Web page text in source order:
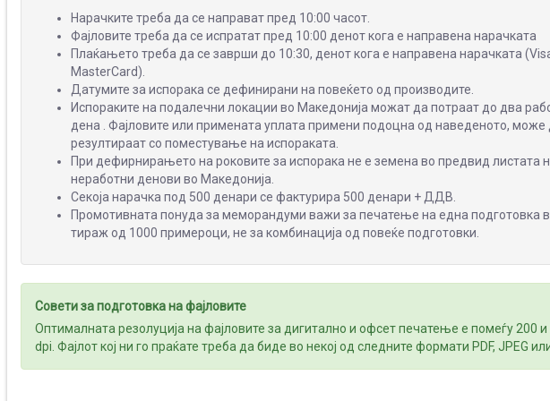
Нарачките треба да се направат пред 10:00 часот.
Фајловите треба да се испратат пред 10:00 денот кога е направена нарачката
Плаќањето треба да се заврши до 10:30, денот кога е направена нарачката
MasterCard).
Датумите за испорака се дефинирани на повеќето од производите.
Испораките на подалечни локации во Македонија можат да потраат до два
дена . Фајловите или примената уплата примени подоцна од наведеното, може
резултираат со поместување на испораката.
При дефирнирањето на роковите за испорака не е земена во предвид листата
неработни денови во Македонија.
Секоја нарачка под 500 денари се фактурира 500 денари + ДДВ.
Промотивната понуда за меморандуми важи за печатење на една подготовка
тираж од 1000 примероци, не за комбинација од повеќе подготовки.
Совети за подготовка на фајловите
Оптималната резолуција на фајловите за дигитално и офсет печатење е помеѓу 200 и
dpi. Фајлот кој ни го праќате треба да биде во некој од следните формати PDF, JPEG или